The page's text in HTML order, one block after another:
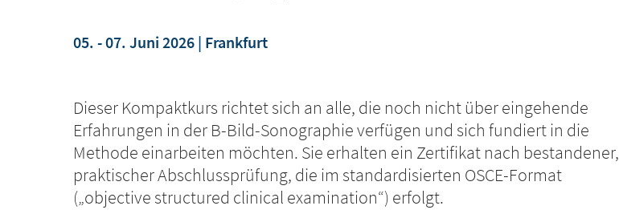
05. - 07. Juni 2026 Frankfurt
Dieser Kompaktkurs richtet sich an alle, die noch nicht über eingehende
Erfahrungen in der B-Bild-Sonographie verfügen und sich fundiert in die
Methode einarbeiten möchten. Sie erhalten ein Zertifikat nach bestandener,
praktischer Abschlussprüfung, die im standardisierten OSCE-Format
(„objective structured clinical examination“) erfolgt.